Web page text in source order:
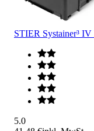
STIER Systainer³
5.0